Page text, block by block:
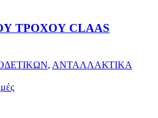
ΤΡΟΧΟΥ CLAAS
, ΑΝΤΑΛΛΑΚΤΙΚΑ